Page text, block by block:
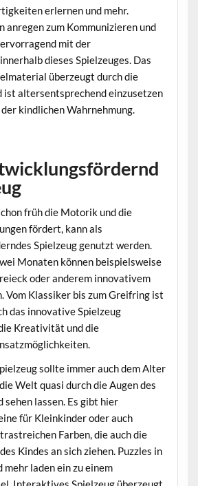
erlernen und mehr.
anregen zum Kommunizieren und
mit der
dieses Spielzeuges. Das
überzeugt durch die
altersentsprechend einzusetzen
kindlichen Wahrnehmung.
früh die Motorik und die
fördert, kann als
Spielzeug genutzt werden.
Monaten können beispielsweise
oder anderem innovativem
Vom Klassiker bis zum Greifring ist
das innovative Spielzeug
Kreativität und die
sollte immer auch dem Alter
Welt quasi durch die Augen des
sehen lassen. Es gibt hier
für Kleinkinder oder auch
Farben, die auch die
Kindes an sich ziehen. Puzzles in
laden ein zu einem